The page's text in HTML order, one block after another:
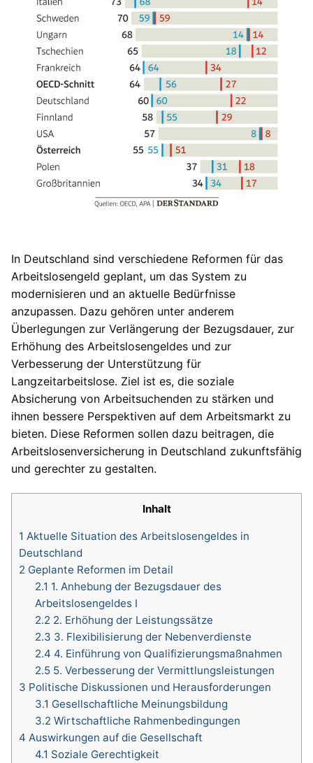
In Deutschland sind verschiedene Reformen für das
Arbeitslosengeld geplant, um das System zu
modernisieren und an aktuelle Bedürfnisse
anzupassen. Dazu gehören unter anderem
Überlegungen zur Verlängerung der Bezugsdauer, zur
Erhöhung des Arbeitslosengeldes und zur
Verbesserung der Unterstützung für
Langzeitarbeitslose. Ziel ist es, die soziale
Absicherung von Arbeitsuchenden zu stärken und
ihnen bessere Perspektiven auf dem Arbeitsmarkt zu
bieten. Diese Reformen sollen dazu beitragen, die
Arbeitslosenversicherung in Deutschland zukunftsfähig
und gerechter zu gestalten.
Inhalt
1 Aktuelle Situation des Arbeitslosengeldes in
Deutschland
2 Geplante Reformen im Detail
2.1 1. Anhebung der Bezugsdauer des
Arbeitslosengeldes I
2.2 2. Erhöhung der Leistungssätze
2.3 3. Flexibilisierung der Nebenverdienste
2.4 4. Einführung von Qualifizierungsmaßnahmen
2.55. Verbesserung der Vermittlungsleistungen
3 Politische Diskussionen und Herausforderungen
3.1 Gesellschaftliche Meinungsbildung
3.2 Wirtschaftliche Rahmenbedingungen
4 Auswirkungen auf die Gesellschaft
4.1 Soziale Gerechtigkeit